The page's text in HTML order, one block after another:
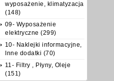
wyposażenie, klimatyzacja
(148)
09- Wyposażenie
elektryczne (299)
10- Naklejki informacyjne,
Inne dodatki (70)
11- Filtry , Płyny, Oleje
(151)